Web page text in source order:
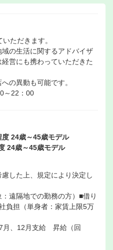
ただきます。
の生活に関するアドバイザ
営にも携わっていただきた
の異動も可能です。
～22：00
度 24歳～45歳モデル
24歳～45歳モデル
した上、規定により決定し
遠隔地での勤務の方）■借り
負担（単身者：家賃上限5万
月、12月支給 昇給（回